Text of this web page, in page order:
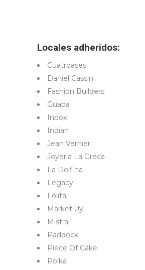
Locales adheridos:
Cuatroases
Daniel Cassin
Fashion Builders
Guapa
Inbox
Indian
Jean Vernier
Joyería La Greca
La Dolfina
Legacy
Lolita
Market.Uy
Mistral
Paddock
Piece Of Cake
Polka